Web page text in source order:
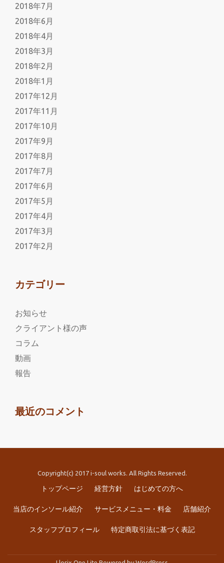
2018年7月
2018年6月
2018年4月
2018年3月
2018年2月
2018年1月
2017年12月
2017年11月
2017年10月
2017年9月
2017年8月
2017年7月
2017年6月
2017年5月
2017年4月
2017年3月
2017年2月
カテゴリー
お知らせ
クライアント様の声
コラム
動画
報告
最近のコメント
Copyright(c) 2017 i-soul works. All Rights Reserved.
2
トップページ 経営方針 はじめての方へ
当店のインソール紹介 サービスメニュー・料金 店舗紹介
スタッフプロフィール 特定商取引法に基づく表記